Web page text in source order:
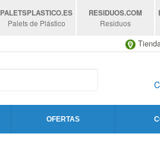
PALETSPLASTICO.ES
Palets de Plástico
RESIDUOS.COM
Residuos
OFERTAS